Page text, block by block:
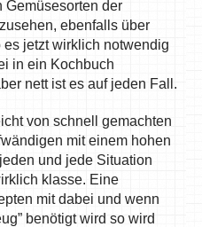
Gemüsesorten der
ebenfalls über
jetzt wirklich notwendig
in ein Kochbuch
nett ist es auf jeden Fall.
von schnell gemachten
mit einem hohen
und jede Situation
klasse. Eine
mit dabei und wenn
benötigt wird so wird